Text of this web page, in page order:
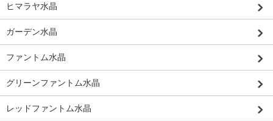
ヒマラヤ水晶
ガーデン水晶
ファントム水晶
グリーンファントム水晶
レッドファントム水晶